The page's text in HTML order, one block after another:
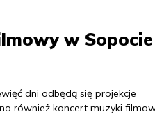
w Sopocie
dni odbędą się projekcje
również koncert muzyki